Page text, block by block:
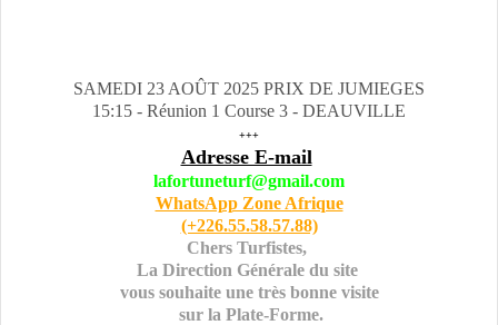
SAMEDI 23 AOÛT 2025 PRIX DE JUMIEGES
15:15 - Réunion 1 Course 3 - DEAUVILLE
+++
Adresse E-mail
lafortuneturf@gmail.com
WhatsApp Zone Afrique
(+226.55.58.57.88)
Chers Turfistes,
La Direction Générale du site
vous souhaite une très bonne visite
sur la Plate-Forme.